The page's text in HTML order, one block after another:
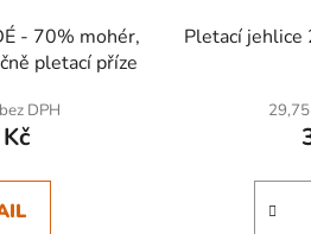
- 70% mohér,
pletací příze
DPH